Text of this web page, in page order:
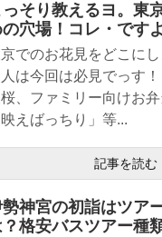
っそり教えるヨ。東
穴場！コレ・です
でのお花見をどこに
人は今回は必見でっす
、ファミリー向けお
えばっちり」等...
記事を読む
神宮の初詣はツア
？格安バスツアー種